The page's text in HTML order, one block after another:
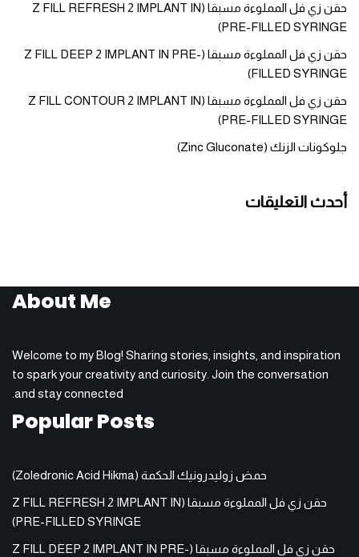
حقن زي فل المملوءة مسبقا (Z FILL REFRESH 2 IMPLANT IN
PRE-FILLED SYRINGE)
حقن زي فل المملوءة مسبقا (Z FILL DEEP 2 IMPLANT IN PRE-
FILLED SYRINGE)
حقن زي فل المملوءة مسبقا (Z FILL CONTOUR 2 IMPLANT IN
PRE-FILLED SYRINGE)
جلوكونات الزنك (Zinc Gluconate)
أحدث التعليقات
About Me
Welcome to my Blog! Sharing stories, insights, and inspiration
to spark your creativity and curiosity. Join the conversation
and stay connected.
Popular Posts
حمض زوليدرونيك الحكمة (Zoledronic Acid Hikma)
حقن زي فل المملوءة مسبقا (Z FILL REFRESH 2 IMPLANT IN
PRE-FILLED SYRINGE)
حقن زي فل المملوءة مسبقا (Z FILL DEEP 2 IMPLANT IN PRE-